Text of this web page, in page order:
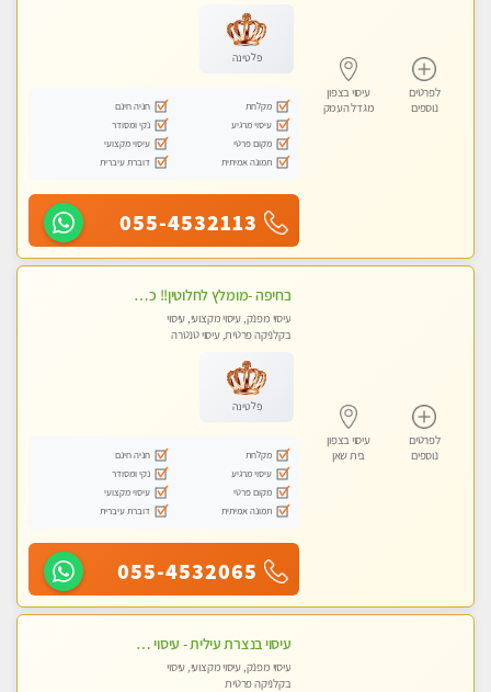
לפרטים
נוספים
עיסוי בצפון
מגדל העמק
פלטינה
מקלחת
חניה חינם
עיסוי מרגיע
נקי ומסודר
מקום פרטי
עיסוי מקצועי
תמונה אמיתית
דוברת עיברית
055-4532113
לפרטים
נוספים
עיסוי בצפון
בית שאן
בחיפה -מומלץ לחלוטין!! כל סוגי העיסויים מעסה מקצועית ואיכותית פרטי!!!
עיסוי מפנק, עיסוי מקצועי, עיסוי
בקלניקה פרטית, עיסוי טנטרה
פלטינה
מקלחת
חניה חינם
עיסוי מרגיע
נקי ומסודר
מקום פרטי
עיסוי מקצועי
תמונה אמיתית
דוברת עיברית
055-4532065
עיסוי בנצרת עילית - עיסוי מפנק מרגיע ושקט במקום מדהים עיסוי מושקע מאוד
עיסוי מפנק, עיסוי מקצועי, עיסוי
בקלניקה פרטית